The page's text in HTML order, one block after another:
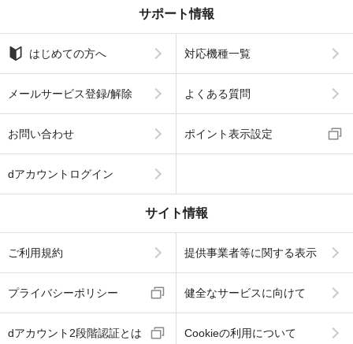
サポート情報
はじめての方へ 対応機種一覧
メールサービス登録/解除 よくある質問
お問い合わせ ポイント表示設定
dアカウントログイン
サイト情報
ご利用規約 提供事業者等に関する表示
プライバシーポリシー 健全なサービスに向けて
dアカウント2段階認証とは Cookieの利用について